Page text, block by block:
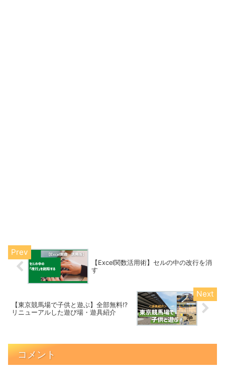
【Excel関数活用術】セルの中の改行を消
す
【東京競馬場で子供と遊ぶ】全部無料⁉
リニューアルした遊び場・遊具紹介
コメント